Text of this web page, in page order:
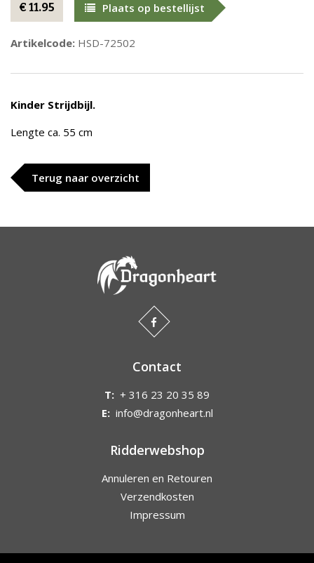
€ 11.95 Plaats op bestellijst
Artikelcode: HSD-72502
Kinder Strijdbijl.
Lengte ca. 55 cm
Terug naar overzicht
Contact
T: + 316 23 20 35 89
E: info@dragonheart.nl
Ridderwebshop
Annuleren en Retouren
Verzendkosten
Impressum